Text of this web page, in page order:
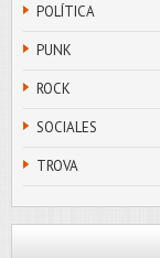
POLÍTICA
PUNK
ROCK
SOCIALES
TROVA